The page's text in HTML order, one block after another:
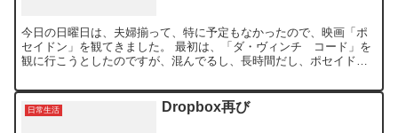
今日の日曜日は、夫婦揃って、特に予定もなかったので、映画「ポ
セイドン」を観てきました。 最初は、「ダ・ヴィンチ コード」を
観に行こうとしたのですが、混んでるし、長時間だし、ポセイドン
日常生活 Dropbox再び